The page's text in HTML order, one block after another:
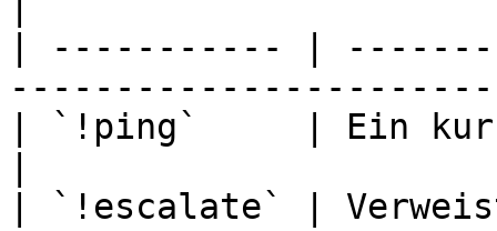
| ----------- |
| `!ping`     | Ein
| `!escalate` |